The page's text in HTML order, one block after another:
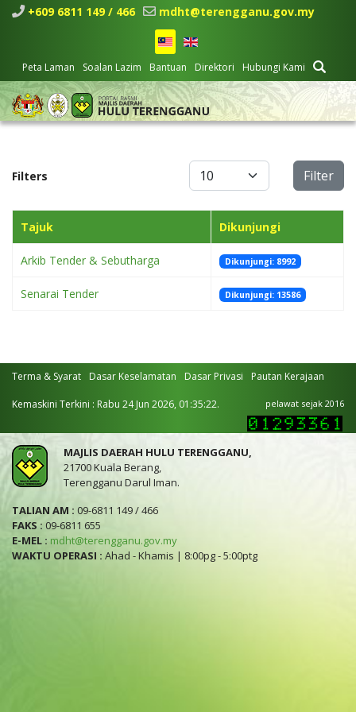
+609 6811 149 / 466 mdht@terengganu.gov.my
Peta Laman Soalan Lazim Bantuan Direktori Hubungi Kami
Filters Papar # Filter
Tajuk Dikunjungi
Arkib Tender & Sebutharga Dikunjungi: 8992
Senarai Tender Dikunjungi: 13586
Terma & Syarat Dasar Keselamatan Dasar Privasi Pautan Kerajaan
Kemaskini Terkini : Rabu 24 Jun 2026, 01:35:22. pelawat sejak 2016
MAJLIS DAERAH HULU TERENGGANU,
21700 Kuala Berang,
Terengganu Darul Iman.
TALIAN AM : 09-6811 149 / 466
FAKS : 09-6811 655
E-MEL : mdht@terengganu.gov.my
WAKTU OPERASI : Ahad - Khamis | 8:00pg - 5:00ptg